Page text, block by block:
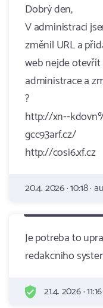
Dobrý den,
V administraci
změnil URL a
web nejde
administrace a
?
http://xn--
gcc93arf.cz/
http://cosi6.xf.cz
20.4. 2026 · 10:18 ·
Je potreba to
redakcniho
21.4. 2026 ·